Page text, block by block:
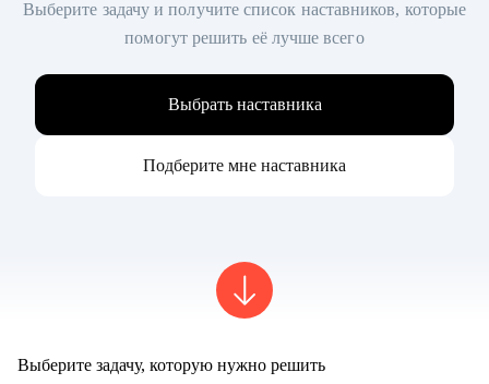
Выберите задачу и получите список наставников, которые
помогут решить её лучше всего
Выбрать наставника
Подберите мне наставника
Выберите задачу, которую нужно решить